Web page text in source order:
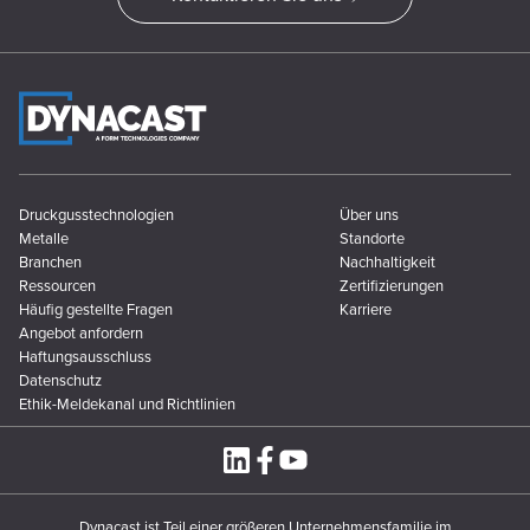
Druckgusstechnologien
Metalle
Branchen
Ressourcen
Häufig gestellte Fragen
Über uns
Standorte
Nachhaltigkeit
Zertifizierungen
Karriere
Angebot anfordern
Haftungsausschluss
Datenschutz
Ethik-Meldekanal und Richtlinien